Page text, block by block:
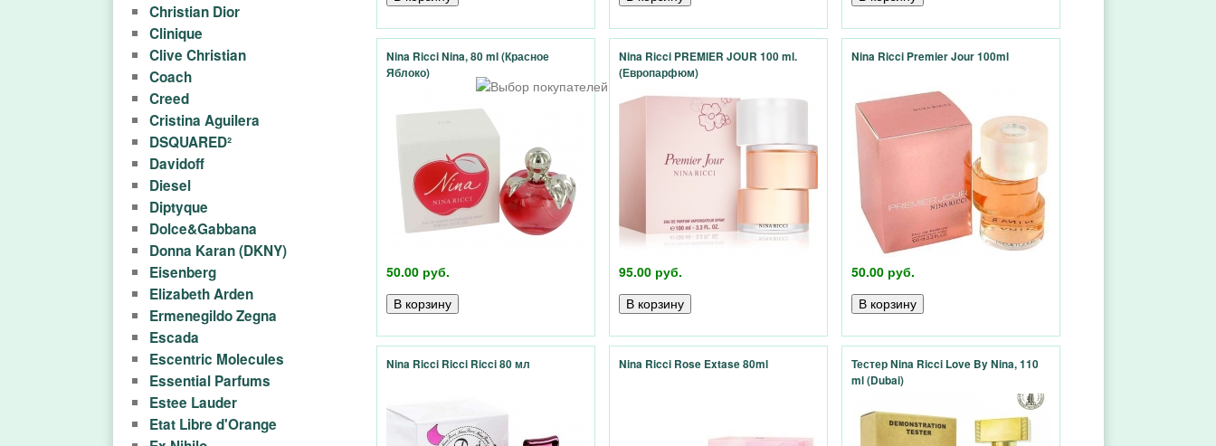
A
r
o
m
a
l
a
n
d
.
b
y
Nina Ricci Nina, 80 ml (Красное
Яблоко)
50.00 руб.
Nina Ricci PREMIER JOUR 100 ml.
(Европарфюм)
95.00 руб.
Nina Ricci Premier Jour 100ml
50.00 руб.
Nina Ricci Ricci Ricci 80 мл Nina Ricci Rose Extase 80ml
Тестер Nina Ricci Love By Nina, 110
ml (Dubai)
Christian Dior
Clinique
Clive Christian
Coach
Creed
Cristina Aguilera
DSQUARED²
Davidoff
Diesel
Diptyque
Dolce&Gabbana
Donna Karan (DKNY)
Eisenberg
Elizabeth Arden
Ermenegildo Zegna
Escada
Escentric Molecules
Essential Parfums
Estee Lauder
Etat Libre d'Orange